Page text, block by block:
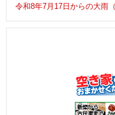
令和8年7月17日からの大雨